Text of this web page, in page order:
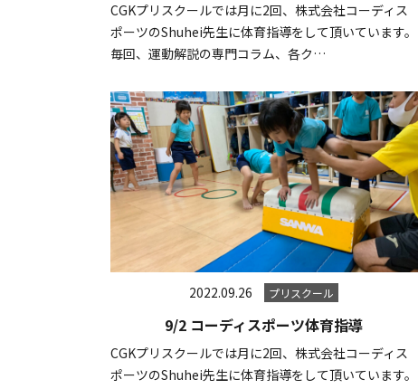
CGKプリスクールでは月に2回、株式会社コーディス
ポーツのShuhei先生に体育指導をして頂いています。
毎回、運動解説の専門コラム、各ク…
2022.09.26 プリスクール
9/2 コーディスポーツ体育指導
CGKプリスクールでは月に2回、株式会社コーディス
ポーツのShuhei先生に体育指導をして頂いています。